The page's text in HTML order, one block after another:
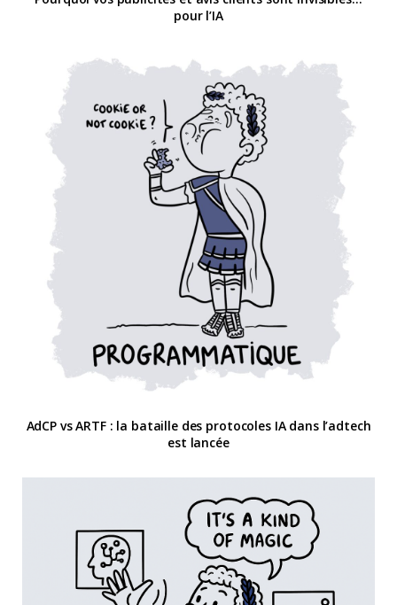
pour l’IA
AdCP vs ARTF : la bataille des protocoles IA dans l’adtech
est lancée